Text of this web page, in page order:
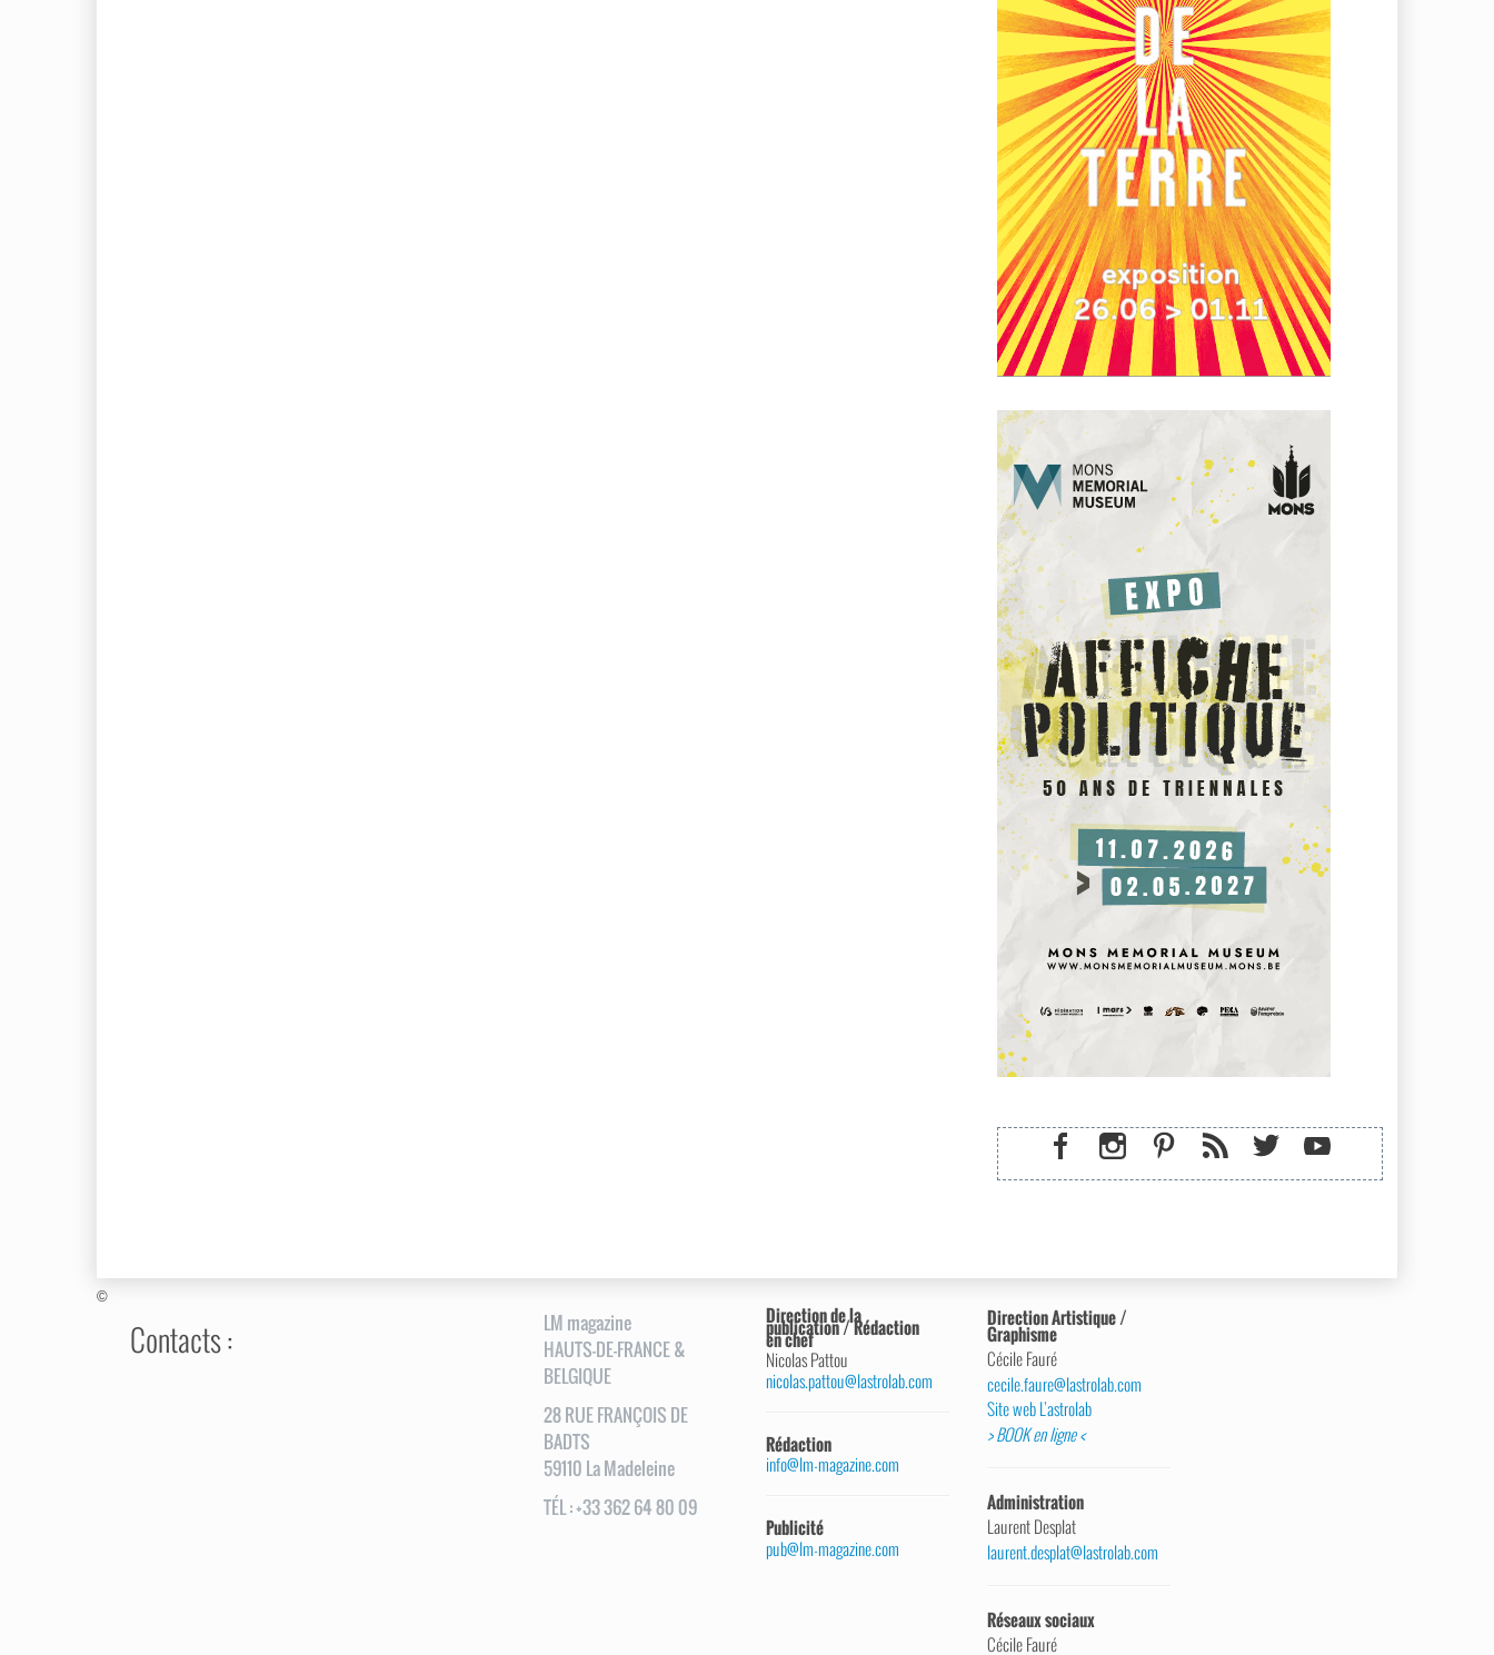
©
Contacts :
LM magazine
HAUTS-DE-FRANCE &
BELGIQUE
28RUEFRANÇOIS DE
BADTS
59110 La Madeleine
TÉL:+33 362 64 80 09
Direction de la
publication / Rédaction
en chef
Nicolas Pattou
nicolas.pattou@lastrolab.com
Rédaction
info@lm-magazine.com
Publicité
pub@lm-magazine.com
Direction Artistique /
Graphisme
Cécile Fauré
cecile.faure@lastrolab.com
Site web L’astrolab
> BOOK en ligne <
Administration
Laurent Desplat
laurent.desplat@lastrolab.com
Réseaux sociaux
Cécile Fauré